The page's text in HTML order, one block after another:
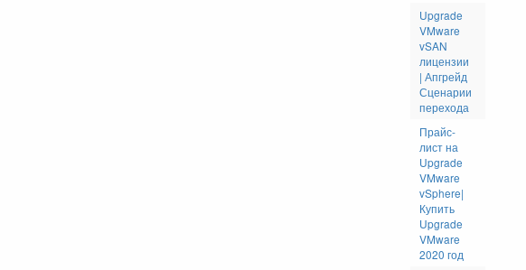
Upgrade
VMware
vSAN
лицензии
| Апгрейд
Сценарии
перехода
Прайс-
лист на
Upgrade
VMware
vSphere|
Купить
Upgrade
VMware
2020 год